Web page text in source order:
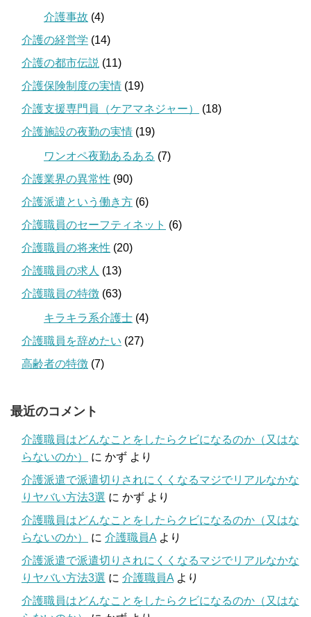
介護事故 (4)
介護の経営学 (14)
介護の都市伝説 (11)
介護保険制度の実情 (19)
介護支援専門員（ケアマネジャー）
(18)
介護施設の夜勤の実情 (19)
ワンオペ夜勤あるある (7)
介護業界の異常性 (90)
介護派遣という働き方 (6)
介護職員のセーフティネット (6)
介護職員の将来性 (20)
介護職員の求人 (13)
介護職員の特徴 (63)
キラキラ系介護士 (4)
介護職員を辞めたい (27)
高齢者の特徴 (7)
最近のコメント
介護職員はどんなことをしたらクビになるのか（又はな
らないのか）
に かず より
介護派遣で派遣切りされにくくなるマジでリアルなかな
りヤバい方法3選 に かず より
介護職員はどんなことをしたらクビになるのか（又はな
らないのか）
に 介護職員A より
介護派遣で派遣切りされにくくなるマジでリアルなかな
りヤバい方法3選 に 介護職員A より
介護職員はどんなことをしたらクビになるのか（又はな